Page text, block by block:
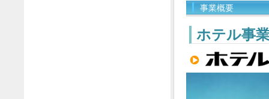
事業概要
ホテル事